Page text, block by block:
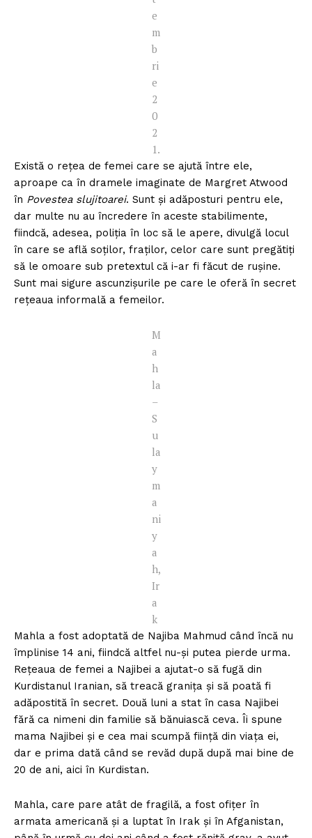
e
m
b
ri
e
2
0
2
1.
Există o rețea de femei care se ajută între ele,
aproape ca în dramele imaginate de Margret Atwood
în Povestea slujitoarei. Sunt și adăposturi pentru ele,
dar multe nu au încredere în aceste stabilimente,
fiindcă, adesea, poliția în loc să le apere, divulgă locul
în care se află soților, fraților, celor care sunt pregătiți
să le omoare sub pretextul că i-ar fi făcut de rușine.
Sunt mai sigure ascunzișurile pe care le oferă în secret
rețeaua informală a femeilor.
M
a
h
la
–
S
u
la
y
m
a
ni
y
a
h,
Ir
a
k
Mahla a fost adoptată de Najiba Mahmud când încă nu
împlinise 14 ani, fiindcă altfel nu-și putea pierde urma.
Rețeaua de femei a Najibei a ajutat-o să fugă din
Kurdistanul Iranian, să treacă granița și să poată fi
adăpostită în secret. Două luni a stat în casa Najibei
fără ca nimeni din familie să bănuiască ceva. Îi spune
mama Najibei și e cea mai scumpă ființă din viața ei,
dar e prima dată când se revăd după după mai bine de
20 de ani, aici în Kurdistan.
Mahla, care pare atât de fragilă, a fost ofițer în
armata americană și a luptat în Irak și în Afganistan,